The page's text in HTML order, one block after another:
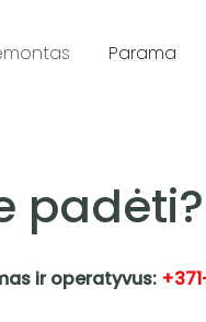
Parama
padėti?
ir operatyvus: